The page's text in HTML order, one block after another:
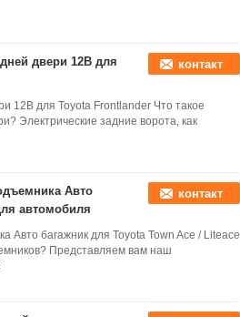
двери 12В для
контакт
12В для Toyota Frontlander Что такое
Электрические задние ворота, как
Авто
автомобиля
контакт
Авто багажник для Toyota Town Ace / Liteace
Представляем вам наш